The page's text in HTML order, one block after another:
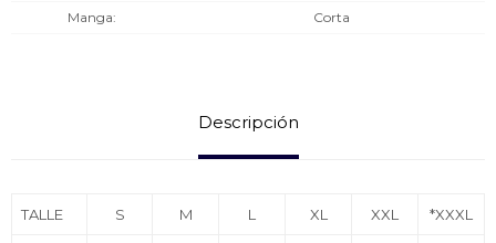
Manga
Corta
Descripción
TALLE S M L XL XXL *XXXL